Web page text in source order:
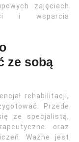
zajęciach
i wsparcia
ze sobą
rehabilitacji,
Przede
ze specjalistą,
oraz
Ważne jest